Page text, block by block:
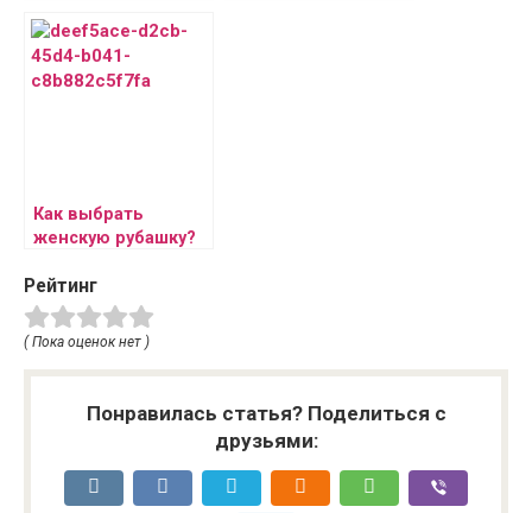
детской комнаты –
советы
Как выбрать
женскую рубашку?
Рейтинг
( Пока оценок нет )
Понравилась статья? Поделиться с
друзьями: